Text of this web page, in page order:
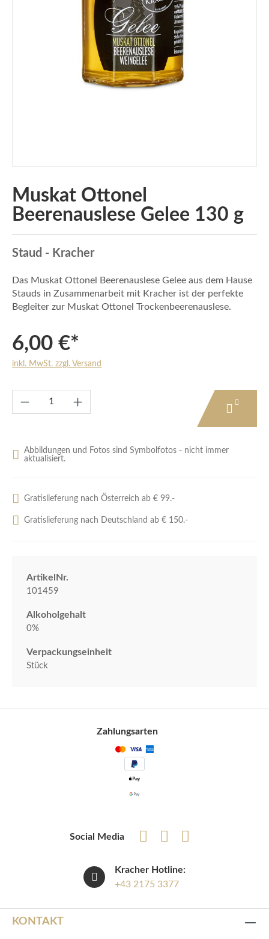
Muskat Ottonel
Beerenauslese Gelee 130 g
Staud - Kracher
Das Muskat Ottonel Beerenauslese Gelee aus dem Hause
Stauds in Zusammenarbeit mit Kracher ist der perfekte
Begleiter zur Muskat Ottonel Trockenbeerenauslese.
6,00 €*
inkl. MwSt. zzgl. Versand
Produkt Anzahl: Gib den gewünschten
Abbildungen und Fotos sind Symbolfotos - nicht immer
aktualisiert.
Gratislieferung nach Österreich ab € 99.-
Gratislieferung nach Deutschland ab € 150.-
ArtikelNr.
101459
Alkoholgehalt
0%
Verpackungseinheit
Stück
Zahlungsarten
Social Media
Kracher Hotline:
+43 2175 3377
KONTAKT